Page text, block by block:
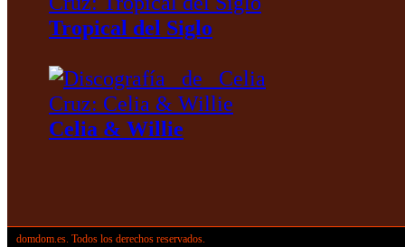
Tropical del Siglo
Celia & Willie
domdom.es. Todos los derechos reservados.